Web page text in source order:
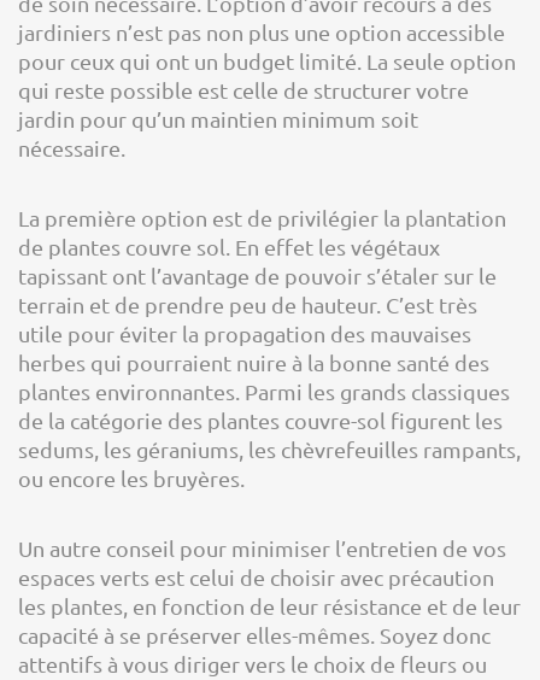
jardiniers n’est pas non plus une option accessible
pour ceux qui ont un budget limité. La seule option
qui reste possible est celle de structurer votre
jardin pour qu’un maintien minimum soit
nécessaire.
La première option est de privilégier la plantation
de plantes couvre sol. En effet les végétaux
tapissant ont l’avantage de pouvoir s’étaler sur le
terrain et de prendre peu de hauteur. C’est très
utile pour éviter la propagation des mauvaises
herbes qui pourraient nuire à la bonne santé des
plantes environnantes. Parmi les grands classiques
de la catégorie des plantes couvre-sol figurent les
sedums, les géraniums, les chèvrefeuilles rampants,
ou encore les bruyères.
Un autre conseil pour minimiser l’entretien de vos
espaces verts est celui de choisir avec précaution
les plantes, en fonction de leur résistance et de leur
capacité à se préserver elles-mêmes. Soyez donc
attentifs à vous diriger vers le choix de fleurs ou